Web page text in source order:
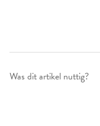
Was dit artikel nuttig?